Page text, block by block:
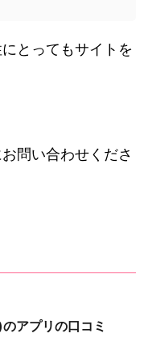
とってもサイトを
問い合わせくださ
アプリの口コミ